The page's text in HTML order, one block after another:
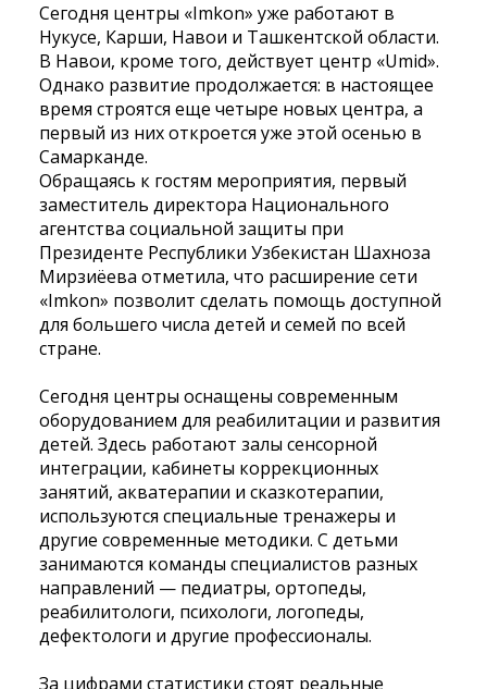
Сегодня центры «Imkon» уже работают в
Нукусе, Карши, Навои и Ташкентской области.
В Навои, кроме того, действует центр «Umid».
Однако развитие продолжается: в настоящее
время строятся еще четыре новых центра, а
первый из них откроется уже этой осенью в
Самарканде.
Обращаясь к гостям мероприятия, первый
заместитель директора Национального
агентства социальной защиты при
Президенте Республики Узбекистан Шахноза
Мирзиёева отметила, что расширение сети
«Imkon» позволит сделать помощь доступной
для большего числа детей и семей по всей
стране.
Сегодня центры оснащены современным
оборудованием для реабилитации и развития
детей. Здесь работают залы сенсорной
интеграции, кабинеты коррекционных
занятий, акватерапии и сказкотерапии,
используются специальные тренажеры и
другие современные методики. С детьми
занимаются команды специалистов разных
направлений — педиатры, ортопеды,
реабилитологи, психологи, логопеды,
дефектологи и другие профессионалы.
За цифрами статистики стоят реальные